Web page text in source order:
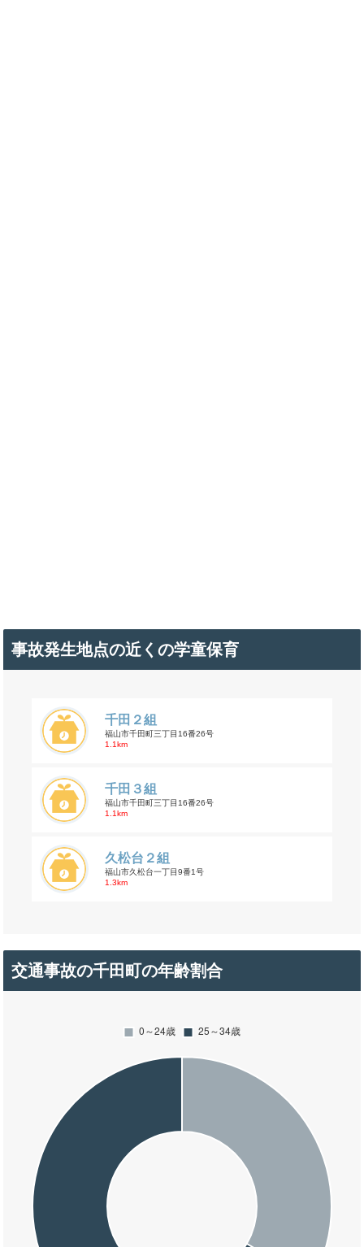
事故発生地点の近くの学童保育
千田２組
福山市千田町三丁目16番26号
1.1km
千田３組
福山市千田町三丁目16番26号
1.1km
久松台２組
福山市久松台一丁目9番1号
1.3km
交通事故の千田町の年齢割合